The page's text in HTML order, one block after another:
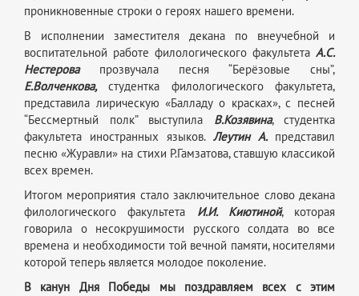
проникновенные строки о героях нашего времени.
В исполнении заместителя декана по внеучебной и
воспитательной работе филологического факультета А.С.
Нестеровапрозвучала песня “Берёзовые сны”,
Е.Волченкова,студентка филологического факультета,
представила лирическую «Балладу о красках», с песней
“Бессмертный полк” выступила В.Козявина, студентка
факультета иностранных языков. Леутин А. представил
песню «Журавли» на стихи Р.Гамзатова, ставшую классикой
всех времен.
Итогом мероприятия стало заключительное слово декана
филологического факультета И.И. Киютиной, которая
говорила о несокрушимости русского солдата во все
времена и необходимости той вечной памяти, носителями
которой теперь является молодое поколение.
В канун Дня Победы мы поздравляем всех с этим